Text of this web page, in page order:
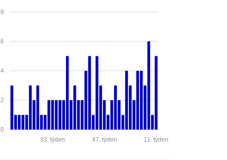
0
2
4
6
8
11. týden
47. týden
33. týden